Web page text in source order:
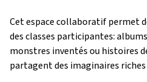
Cet espace collaboratif permet
des classes participantes:
monstres inventés ou histoires
partagent des imaginaires